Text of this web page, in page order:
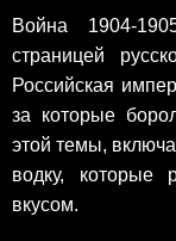
Война 1904-
страницей
Российская
за которые
этой темы,
водку, которые
вкусом.